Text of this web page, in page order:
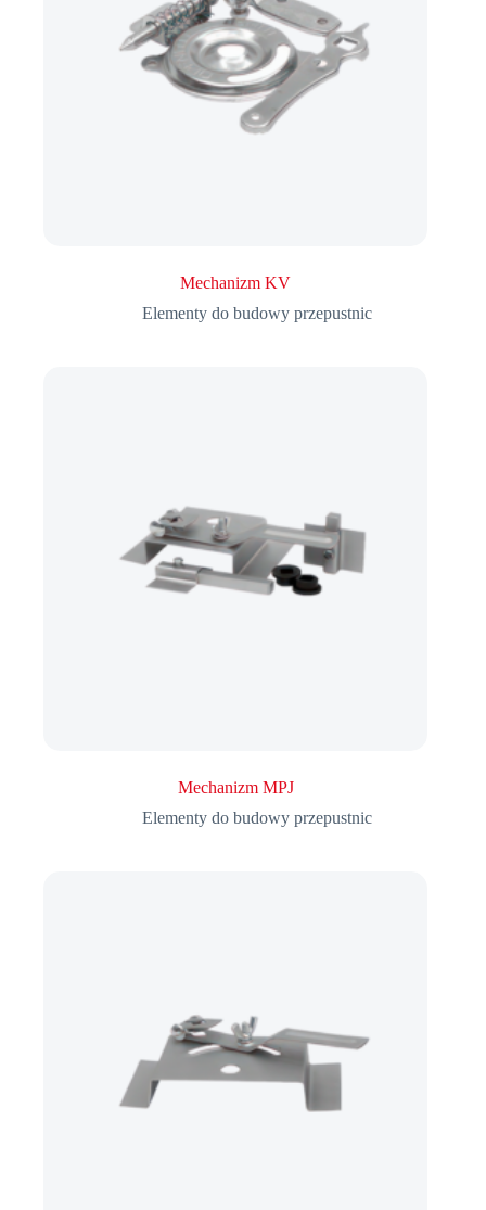
Mechanizm KV
Elementy do budowy przepustnic
Mechanizm MPJ
Elementy do budowy przepustnic